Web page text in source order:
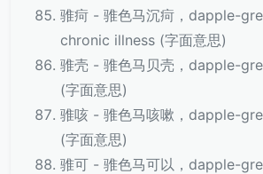
骓疴 - 骓色马沉疴，dapple-
chronic illness (字面意思)
骓壳 - 骓色马贝壳，dapple-
(字面意思)
骓咳 - 骓色马咳嗽，dapple-
(字面意思)
骓可 - 骓色马可以，dapple-